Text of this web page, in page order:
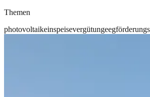
Themen
photovoltaikeinspeisevergütungeegförderung